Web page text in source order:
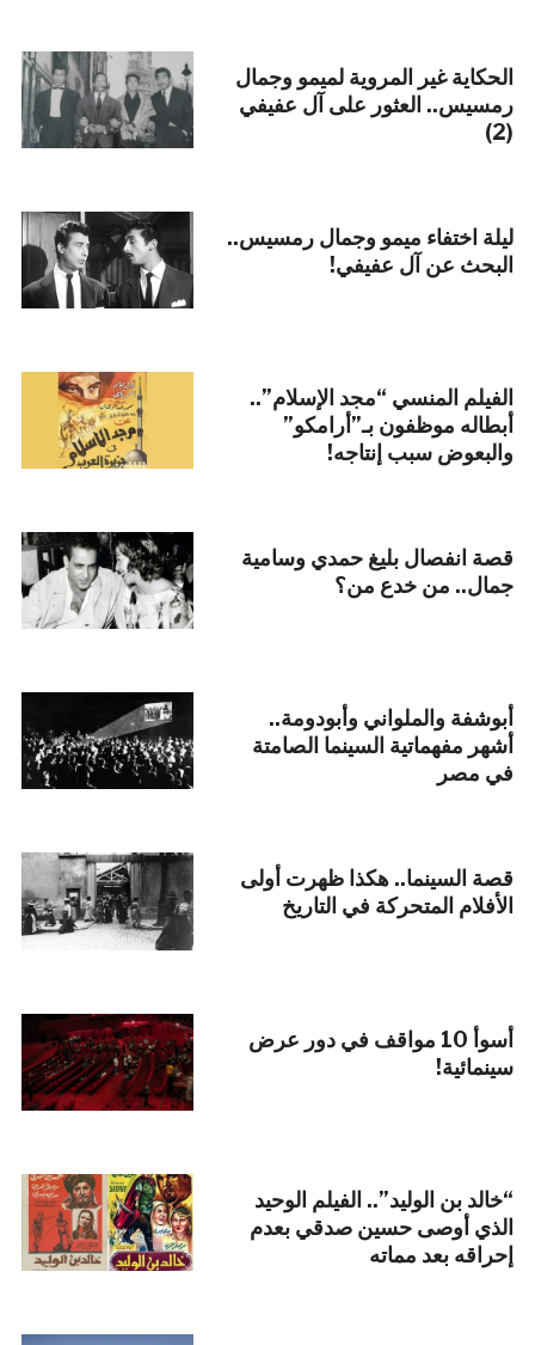
الحكاية غير المروية لميمو وجمال
رمسيس.. العثور على آل عفيفي
(2)
ليلة اختفاء ميمو وجمال رمسيس..
البحث عن آل عفيفي!
الفيلم المنسي “مجد الإسلام”..
أبطاله موظفون بـ”أرامكو”
والبعوض سبب إنتاجه!
قصة انفصال بليغ حمدي وسامية
جمال.. من خدع من؟
أبوشفة والملواني وأبودومة..
أشهر مفهماتية السينما الصامتة
في مصر
قصة السينما.. هكذا ظهرت أولى
الأفلام المتحركة في التاريخ
أسوأ 10 مواقف في دور عرض
سينمائية!
“خالد بن الوليد”.. الفيلم الوحيد
الذي أوصى حسين صدقي بعدم
إحراقه بعد مماته